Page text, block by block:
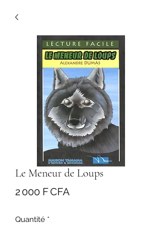
Le Meneur de Loups
2 000 F CFA
Quantité *